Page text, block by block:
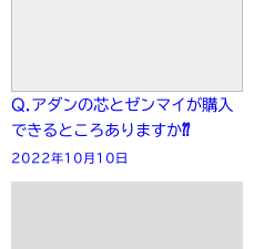
Q.アダンの芯とゼンマイが購入
できるところありますか⁇
2022年10月10日